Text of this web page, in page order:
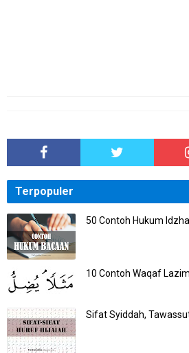
Terpopuler
50 Contoh Hukum
10 Contoh Waqaf
Sifat Syiddah,